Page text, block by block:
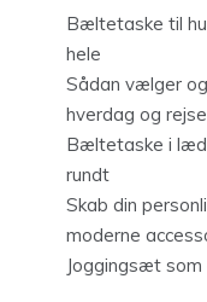
Bæltetaske til
hele
Sådan vælger
hverdag og rejse
Bæltetaske i
rundt
Skab din
moderne
Joggingsæt som